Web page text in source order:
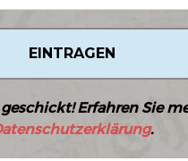
Erfahren Sie
.